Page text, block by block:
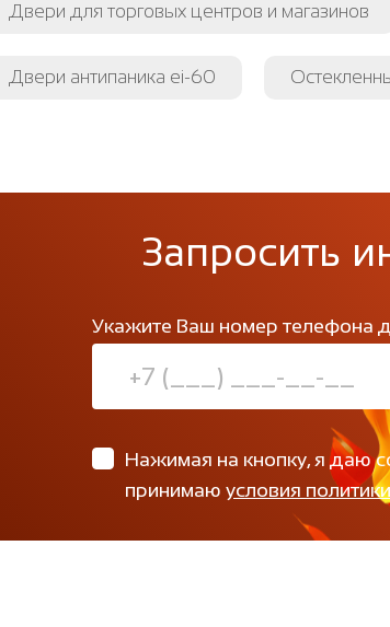
Двери для торговых центров и магазинов
Двери антипаника ei-60
Запросить
Укажите Ваш номер телефона
Нажимая на кнопку, я даю
принимаю условия